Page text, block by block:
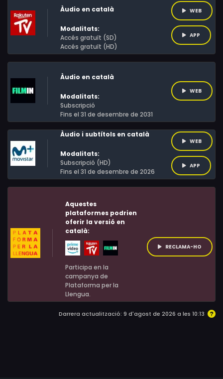
Xiaobo, Chun Xiao, Qilemuge, Zhang Xuehan, Qian Bo, Ha
Ha, Wang Feihu, Xiao Long, Han Pengyi, Yan Guanying,
Hao Feng, Wang Qianglong, Wu Hsing-Guo, Nashi, Liu
Chao, Zhang Yilong, Sun Huangchen, Alijang Kuerban
Chaoge. Amb l'ajuda de Jiang Ziya, lidera una rebel·lió
per enderrocar el tirà.
Àudio en català
Modalitats:
Accés gratuït (SD)
Accés gratuït (HD)
WEB
APP
Àudio en català
Modalitats:
Subscripció
Fins el 31 de desembre de 2031
WEB
Àudio i subtítols en català
Modalitats:
Subscripció (HD)
Fins el 31 de desembre de 2026
WEB
APP
Aquestes
plataformes podrien
oferir la versió en
català:
Participa en la
campanya de
Plataforma per la
Llengua.
RECLAMA-HO
Darrera actualització: 9 d'agost de 2026 a les 10:13